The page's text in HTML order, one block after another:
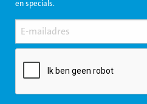
en specials.